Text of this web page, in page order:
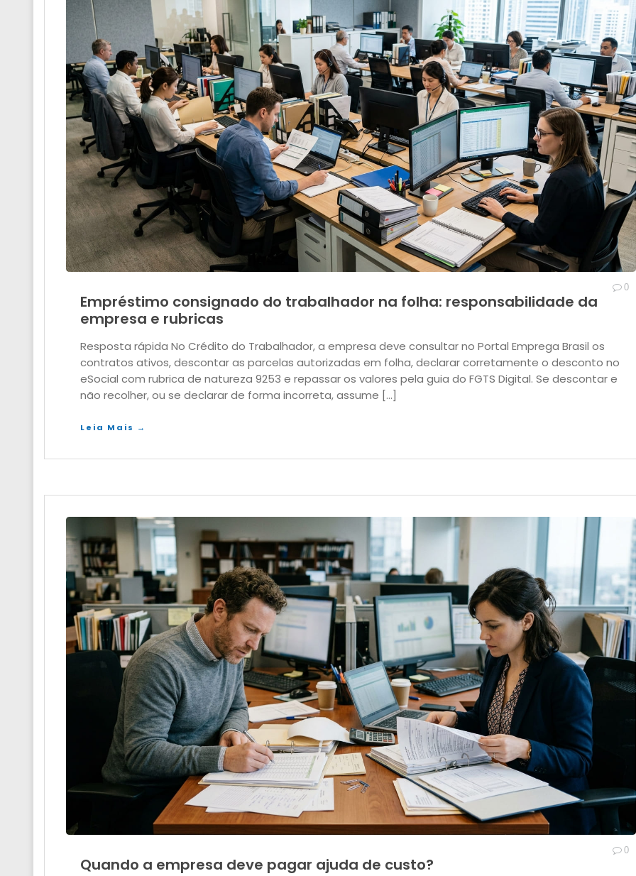
Empréstimo consignado do trabalhador na folha: responsabilidade da
empresa e rubricas
0
Resposta rápida No Crédito do Trabalhador, a empresa deve consultar no Portal Emprega Brasil os
contratos ativos, descontar as parcelas autorizadas em folha, declarar corretamente o desconto no
eSocial com rubrica de natureza 9253 e repassar os valores pela guia do FGTS Digital. Se descontar e
não recolher, ou se declarar de forma incorreta, assume […]
Leia Mais →
Quando a empresa deve pagar ajuda de custo?
0